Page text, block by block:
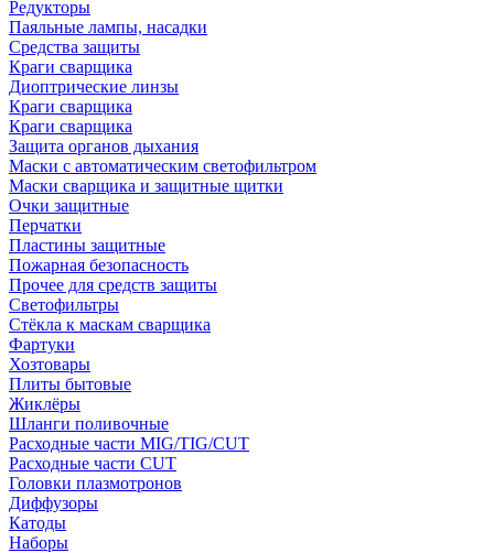
Редукторы
Паяльные лампы, насадки
Средства защиты
Краги сварщика
Диоптрические линзы
Краги сварщика
Краги сварщика
Защита органов дыхания
Маски с автоматическим светофильтром
Маски сварщика и защитные щитки
Очки защитные
Перчатки
Пластины защитные
Пожарная безопасность
Прочее для средств защиты
Светофильтры
Стёкла к маскам сварщика
Фартуки
Хозтовары
Плиты бытовые
Жиклёры
Шланги поливочные
Расходные части MIG/TIG/CUT
Расходные части CUT
Головки плазмотронов
Диффузоры
Катоды
Наборы